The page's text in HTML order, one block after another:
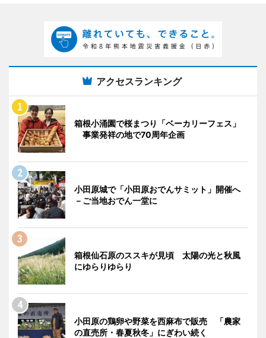
アクセスランキング
箱根小涌園で桜まつり「ベーカリーフェス」
事業発祥の地で70周年企画
小田原城で「小田原おでんサミット」開催へ
－ご当地おでん一堂に
箱根仙石原のススキが見頃 太陽の光と秋風
にゆらりゆらり
小田原の鶏卵や野菜を西麻布で販売 「農家
の直売所・春夏秋冬」にぎわい続く